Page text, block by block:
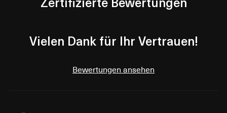
Vielen Dank für Ihr Vertrauen!
Bewertungen ansehen